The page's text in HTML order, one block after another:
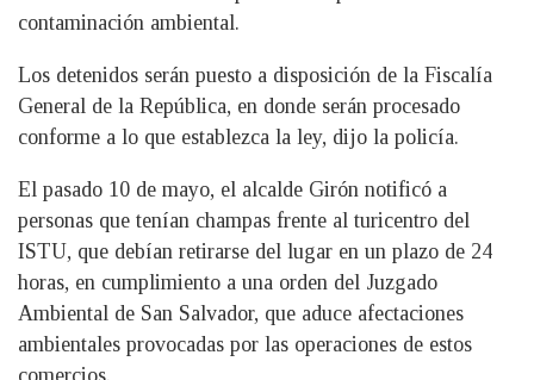
contaminación ambiental.
Los detenidos serán puesto a disposición de la Fiscalía
General de la República, en donde serán procesado
conforme a lo que establezca la ley, dijo la policía.
El pasado 10 de mayo, el alcalde Girón notificó a
personas que tenían champas frente al turicentro del
ISTU, que debían retirarse del lugar en un plazo de 24
horas, en cumplimiento a una orden del Juzgado
Ambiental de San Salvador, que aduce afectaciones
ambientales provocadas por las operaciones de estos
comercios.